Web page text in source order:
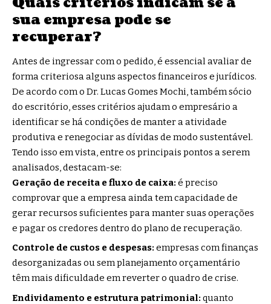
sua empresa pode se
recuperar?
Antes de ingressar com o pedido, é essencial avaliar de
forma criteriosa alguns aspectos financeiros e jurídicos.
De acordo com o Dr. Lucas Gomes Mochi, também sócio
do escritório, esses critérios ajudam o empresário a
identificar se há condições de manter a atividade
produtiva e renegociar as dívidas de modo sustentável.
Tendo isso em vista, entre os principais pontos a serem
analisados, destacam-se:
Geração de receita e fluxo de caixa: é preciso
comprovar que a empresa ainda tem capacidade de
gerar recursos suficientes para manter suas operações
e pagar os credores dentro do plano de recuperação.
Controle de custos e despesas: empresas com finanças
desorganizadas ou sem planejamento orçamentário
têm mais dificuldade em reverter o quadro de crise.
Endividamento e estrutura patrimonial: quanto